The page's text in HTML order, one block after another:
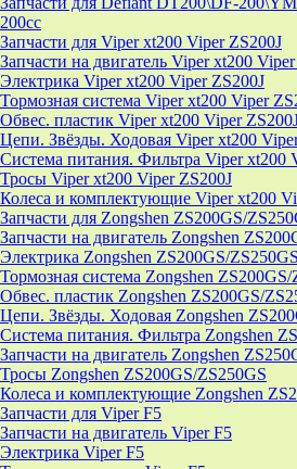
200cc
Запчасти для Viper xt200 Viper ZS200J
Запчасти на двигатель Viper xt200
Электрика Viper xt200 Viper ZS200J
Тормозная система Viper xt200 Viper
Обвес. пластик Viper xt200 Viper
Цепи. Звёзды. Ходовая Viper xt200
Система питания. Фильтра Viper xt200
Тросы Viper xt200 Viper ZS200J
Колеса и комплектующие Viper xt200
Запчасти для Zongshen ZS200GS/
Запчасти на двигатель Zongshen
Электрика Zongshen ZS200GS/ZS250GS
Тормозная система Zongshen ZS200GS/
Обвес. пластик Zongshen ZS200GS/
Цепи. Звёзды. Ходовая Zongshen
Система питания. Фильтра Zongshen
Запчасти на двигатель Zongshen
Тросы Zongshen ZS200GS/ZS250GS
Колеса и комплектующие Zongshen
Запчасти для Viper F5
Запчасти на двигатель Viper F5
Электрика Viper F5